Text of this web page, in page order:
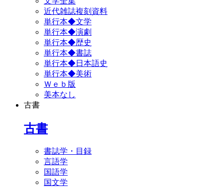
近代雑誌複刻資料
単行本◆文学
単行本◆演劇
単行本◆歴史
単行本◆書誌
単行本◆日本語史
単行本◆美術
Ｗｅｂ版
美本なし
古書
古書
書誌学・目録
言語学
国語学
国文学